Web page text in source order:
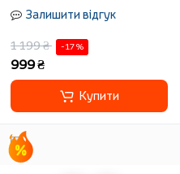
Залишити відгук
1 199 ₴
-17 %
999 ₴
Купити